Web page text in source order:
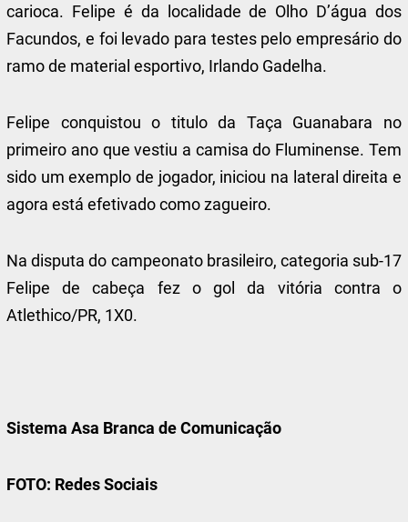
carioca. Felipe é da localidade de Olho D’água dos
Facundos, e foi levado para testes pelo empresário do
ramo de material esportivo, Irlando Gadelha.
Felipe conquistou o titulo da Taça Guanabara no
primeiro ano que vestiu a camisa do Fluminense. Tem
sido um exemplo de jogador, iniciou na lateral direita e
agora está efetivado como zagueiro.
Na disputa do campeonato brasileiro, categoria sub-17
Felipe de cabeça fez o gol da vitória contra o
Atlethico/PR, 1X0.
Sistema Asa Branca de Comunicação
FOTO: Redes Sociais